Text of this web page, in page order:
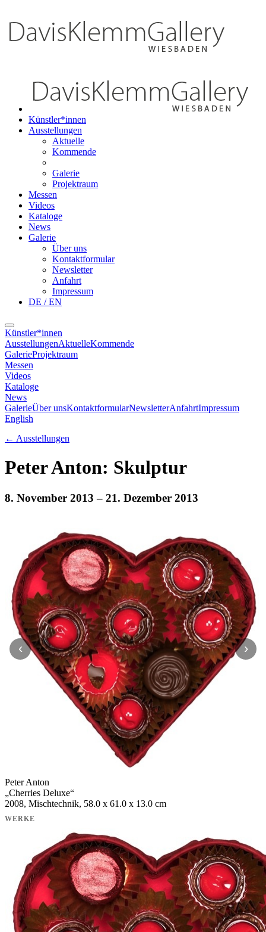
Künstler*innen
Ausstellungen
Aktuelle
Kommende
Galerie
Projektraum
Messen
Videos
Kataloge
News
Galerie
Über uns
Kontaktformular
Newsletter
Anfahrt
Impressum
DE / EN
Künstler*innen
AusstellungenAktuelleKommende
GalerieProjektraum
Messen
Videos
Kataloge
News
GalerieÜber unsKontaktformularNewsletterAnfahrtImpressum
English
← Ausstellungen
Peter Anton: Skulptur
8. November 2013 – 21. Dezember 2013
‹ ›
Peter Anton
„Cherries Deluxe“
2008, Mischtechnik, 58.0 x 61.0 x 13.0 cm
WERKE